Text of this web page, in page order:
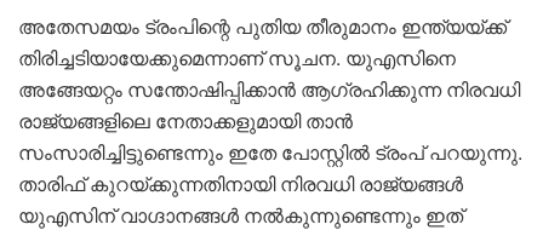
അതേസമയം ട്രംപിന്റെ പുതിയ തീരുമാനം ഇന്ത്യയ്ക്ക്
തിരിച്ചടിയായേക്കുമെന്നാണ് സൂചന. യുഎസിനെ
അങ്ങേയറ്റം സന്തോഷിപ്പിക്കാൻ ആഗ്രഹിക്കുന്ന നിരവധി
രാജ്യങ്ങളിലെ നേതാക്കളുമായി താൻ
സംസാരിച്ചിട്ടുണ്ടെന്നും ഇതേ പോസ്റ്റിൽ ട്രംപ് പറയുന്നു.
താരിഫ് കുറയ്ക്കുന്നതിനായി നിരവധി രാജ്യങ്ങൾ
യുഎസിന് വാഗ്ദാനങ്ങൾ നൽകുന്നുണ്ടെന്നും ഇത്